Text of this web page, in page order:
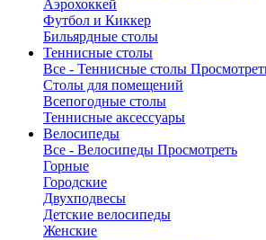
Аэрохоккей
Футбол и Киккер
Бильярдные столы
Теннисные столы
Все - Теннисные столы
Столы для помещений
Всепогодные столы
Теннисные аксессуары
Велосипеды
Все - Велосипеды Просмотреть
Горные
Городские
Двухподвесы
Детские велосипеды
Женские